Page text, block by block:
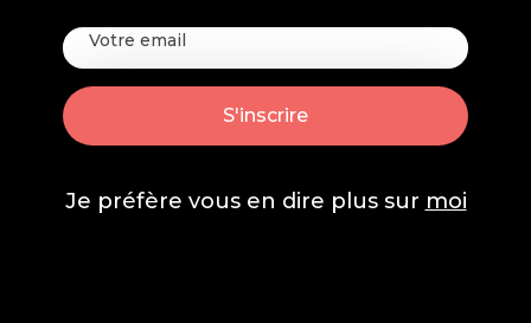
Je préfère vous en dire plus sur moi